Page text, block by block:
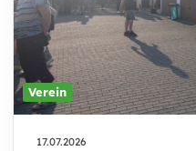
Verein
17.07.2026